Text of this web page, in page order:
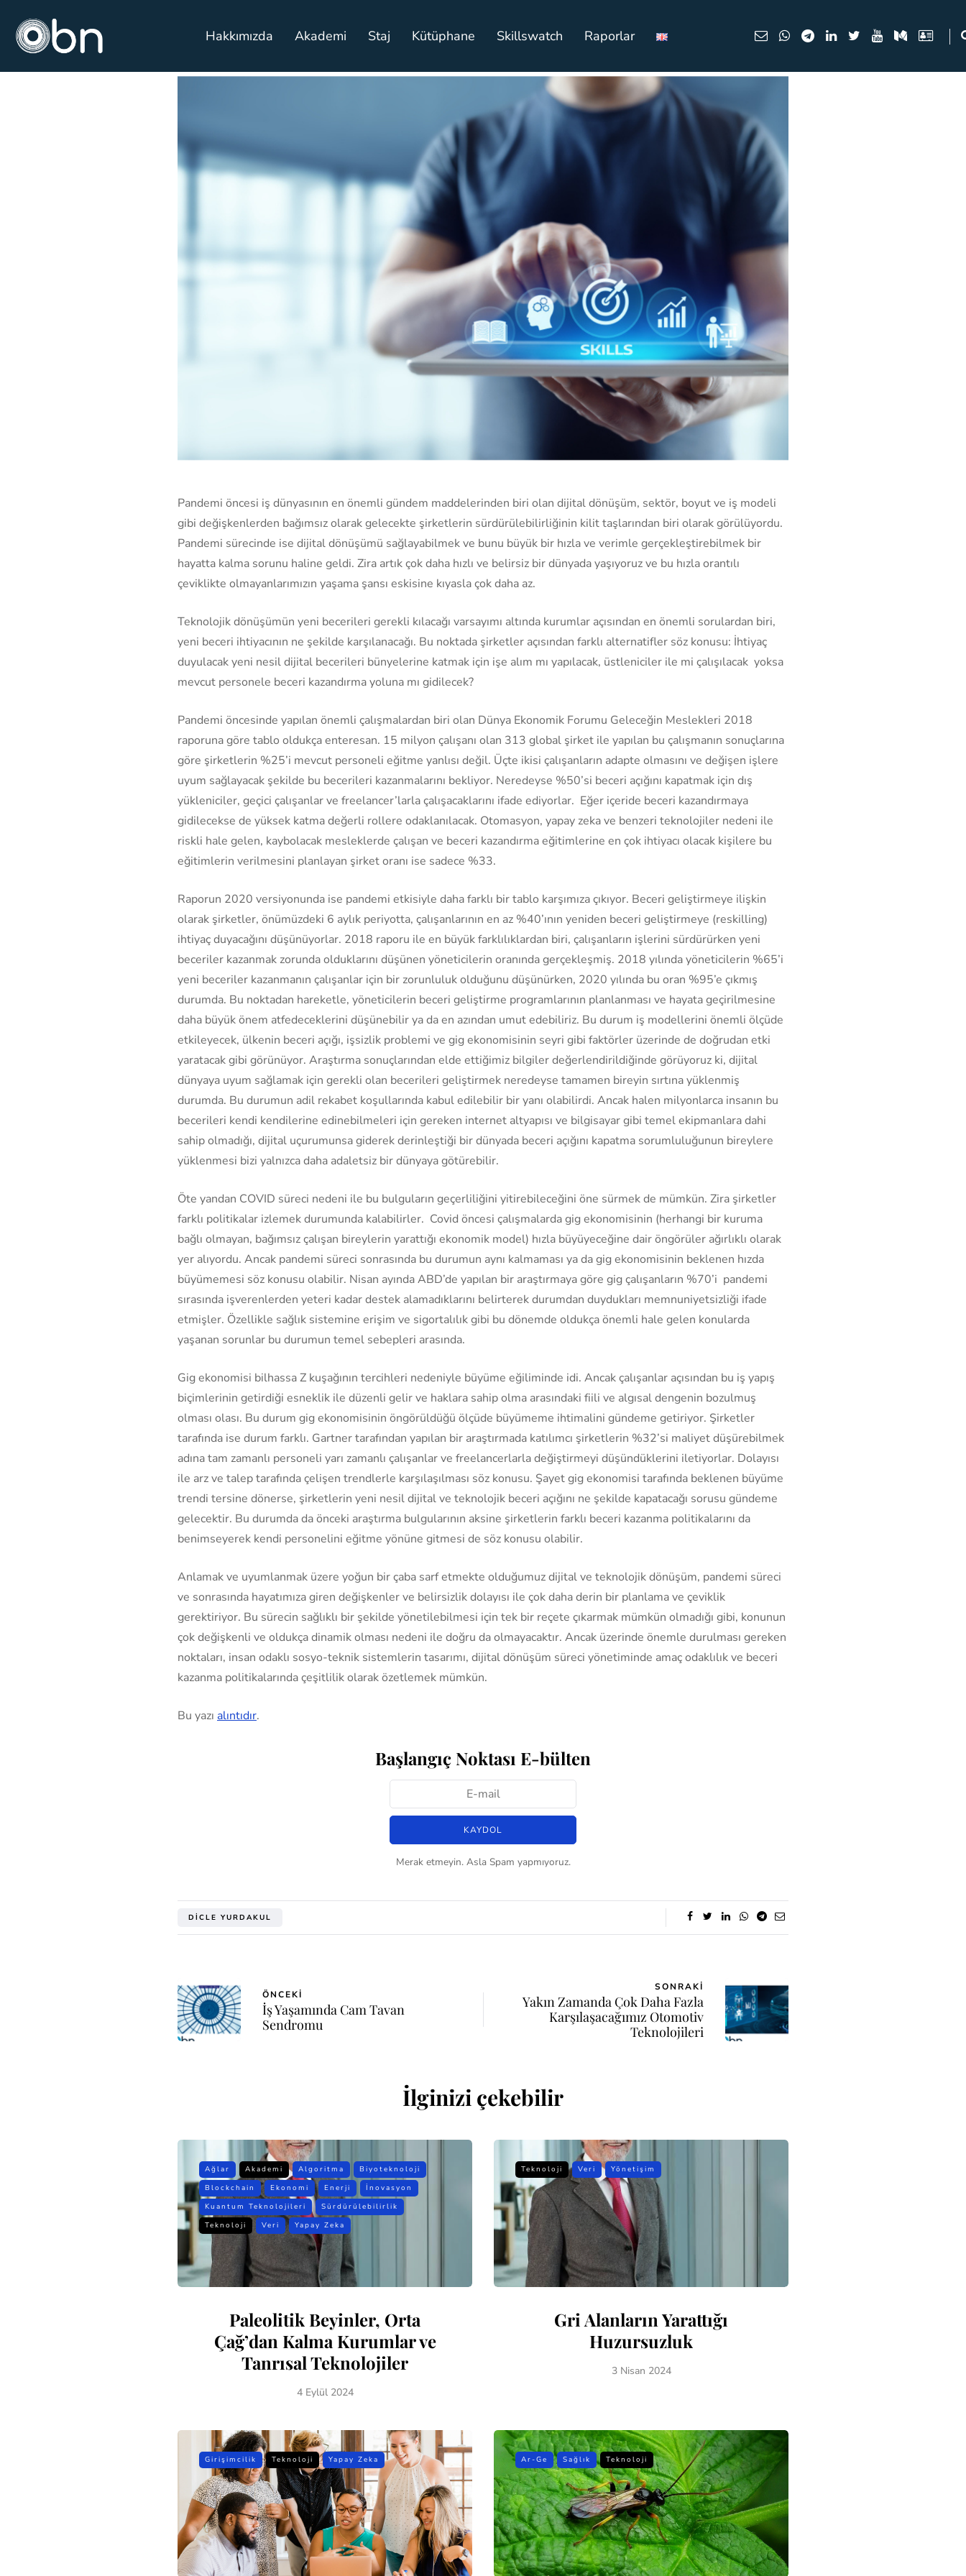
Hakkımızda Akademi Staj Kütüphane Skillswatch Raporlar
Pandemi öncesi iş dünyasının en önemli gündem maddelerinden biri olan dijital dönüşüm, sektör, boyut ve iş modeli
gibi değişkenlerden bağımsız olarak gelecekte şirketlerin sürdürülebilirliğinin kilit taşlarından biri olarak görülüyordu.
Pandemi sürecinde ise dijital dönüşümü sağlayabilmek ve bunu büyük bir hızla ve verimle gerçekleştirebilmek bir
hayatta kalma sorunu haline geldi. Zira artık çok daha hızlı ve belirsiz bir dünyada yaşıyoruz ve bu hızla orantılı
çeviklikte olmayanlarımızın yaşama şansı eskisine kıyasla çok daha az.
Teknolojik dönüşümün yeni becerileri gerekli kılacağı varsayımı altında kurumlar açısından en önemli sorulardan biri,
yeni beceri ihtiyacının ne şekilde karşılanacağı. Bu noktada şirketler açısından farklı alternatifler söz konusu: İhtiyaç
duyulacak yeni nesil dijital becerileri bünyelerine katmak için işe alım mı yapılacak, üstleniciler ile mi çalışılacak yoksa
mevcut personele beceri kazandırma yoluna mı gidilecek?
Pandemi öncesinde yapılan önemli çalışmalardan biri olan Dünya Ekonomik Forumu Geleceğin Meslekleri 2018
raporuna göre tablo oldukça enteresan. 15 milyon çalışanı olan 313 global şirket ile yapılan bu çalışmanın sonuçlarına
göre şirketlerin %25’i mevcut personeli eğitme yanlısı değil. Üçte ikisi çalışanların adapte olmasını ve değişen işlere
uyum sağlayacak şekilde bu becerileri kazanmalarını bekliyor. Neredeyse %50’si beceri açığını kapatmak için dış
yükleniciler, geçici çalışanlar ve freelancer’larla çalışacaklarını ifade ediyorlar. Eğer içeride beceri kazandırmaya
gidilecekse de yüksek katma değerli rollere odaklanılacak. Otomasyon, yapay zeka ve benzeri teknolojiler nedeni ile
riskli hale gelen, kaybolacak mesleklerde çalışan ve beceri kazandırma eğitimlerine en çok ihtiyacı olacak kişilere bu
eğitimlerin verilmesini planlayan şirket oranı ise sadece %33.
Raporun 2020 versiyonunda ise pandemi etkisiyle daha farklı bir tablo karşımıza çıkıyor. Beceri geliştirmeye ilişkin
olarak şirketler, önümüzdeki 6 aylık periyotta, çalışanlarının en az %40’ının yeniden beceri geliştirmeye (reskilling)
ihtiyaç duyacağını düşünüyorlar. 2018 raporu ile en büyük farklılıklardan biri, çalışanların işlerini sürdürürken yeni
beceriler kazanmak zorunda olduklarını düşünen yöneticilerin oranında gerçekleşmiş. 2018 yılında yöneticilerin %65’i
yeni beceriler kazanmanın çalışanlar için bir zorunluluk olduğunu düşünürken, 2020 yılında bu oran %95’e çıkmış
durumda. Bu noktadan hareketle, yöneticilerin beceri geliştirme programlarının planlanması ve hayata geçirilmesine
daha büyük önem atfedeceklerini düşünebilir ya da en azından umut edebiliriz. Bu durum iş modellerini önemli ölçüde
etkileyecek, ülkenin beceri açığı, işsizlik problemi ve gig ekonomisinin seyri gibi faktörler üzerinde de doğrudan etki
yaratacak gibi görünüyor. Araştırma sonuçlarından elde ettiğimiz bilgiler değerlendirildiğinde görüyoruz ki, dijital
dünyaya uyum sağlamak için gerekli olan becerileri geliştirmek neredeyse tamamen bireyin sırtına yüklenmiş
durumda. Bu durumun adil rekabet koşullarında kabul edilebilir bir yanı olabilirdi. Ancak halen milyonlarca insanın bu
becerileri kendi kendilerine edinebilmeleri için gereken internet altyapısı ve bilgisayar gibi temel ekipmanlara dahi
sahip olmadığı, dijital uçurumunsa giderek derinleştiği bir dünyada beceri açığını kapatma sorumluluğunun bireylere
yüklenmesi bizi yalnızca daha adaletsiz bir dünyaya götürebilir.
Öte yandan COVID süreci nedeni ile bu bulguların geçerliliğini yitirebileceğini öne sürmek de mümkün. Zira şirketler
farklı politikalar izlemek durumunda kalabilirler. Covid öncesi çalışmalarda gig ekonomisinin (herhangi bir kuruma
bağlı olmayan, bağımsız çalışan bireylerin yarattığı ekonomik model) hızla büyüyeceğine dair öngörüler ağırlıklı olarak
yer alıyordu. Ancak pandemi süreci sonrasında bu durumun aynı kalmaması ya da gig ekonomisinin beklenen hızda
büyümemesi söz konusu olabilir. Nisan ayında ABD’de yapılan bir araştırmaya göre gig çalışanların %70’i pandemi
sırasında işverenlerden yeteri kadar destek alamadıklarını belirterek durumdan duydukları memnuniyetsizliği ifade
etmişler. Özellikle sağlık sistemine erişim ve sigortalılık gibi bu dönemde oldukça önemli hale gelen konularda
yaşanan sorunlar bu durumun temel sebepleri arasında.
Gig ekonomisi bilhassa Z kuşağının tercihleri nedeniyle büyüme eğiliminde idi. Ancak çalışanlar açısından bu iş yapış
biçimlerinin getirdiği esneklik ile düzenli gelir ve haklara sahip olma arasındaki fiili ve algısal dengenin bozulmuş
olması olası. Bu durum gig ekonomisinin öngörüldüğü ölçüde büyümeme ihtimalini gündeme getiriyor. Şirketler
tarafında ise durum farklı. Gartner tarafından yapılan bir araştırmada katılımcı şirketlerin %32’si maliyet düşürebilmek
adına tam zamanlı personeli yarı zamanlı çalışanlar ve freelancerlarla değiştirmeyi düşündüklerini iletiyorlar. Dolayısı
ile arz ve talep tarafında çelişen trendlerle karşılaşılması söz konusu. Şayet gig ekonomisi tarafında beklenen büyüme
trendi tersine dönerse, şirketlerin yeni nesil dijital ve teknolojik beceri açığını ne şekilde kapatacağı sorusu gündeme
gelecektir. Bu durumda da önceki araştırma bulgularının aksine şirketlerin farklı beceri kazanma politikalarını da
benimseyerek kendi personelini eğitme yönüne gitmesi de söz konusu olabilir.
Anlamak ve uyumlanmak üzere yoğun bir çaba sarf etmekte olduğumuz dijital ve teknolojik dönüşüm, pandemi süreci
ve sonrasında hayatımıza giren değişkenler ve belirsizlik dolayısı ile çok daha derin bir planlama ve çeviklik
gerektiriyor. Bu sürecin sağlıklı bir şekilde yönetilebilmesi için tek bir reçete çıkarmak mümkün olmadığı gibi, konunun
çok değişkenli ve oldukça dinamik olması nedeni ile doğru da olmayacaktır. Ancak üzerinde önemle durulması gereken
noktaları, insan odaklı sosyo-teknik sistemlerin tasarımı, dijital dönüşüm süreci yönetiminde amaç odaklılık ve beceri
kazanma politikalarında çeşitlilik olarak özetlemek mümkün.
Bu yazı alıntıdır.
Başlangıç Noktası E-bülten
Merak etmeyin. Asla Spam yapmıyoruz.
DICLE YURDAKUL
ÖNCEKI
İş Yaşamında Cam Tavan
Sendromu
SONRAKI
Yakın Zamanda Çok Daha Fazla
Karşılaşacağımız Otomotiv
Teknolojileri
İlginizi çekebilir
Ağlar Akademi Algoritma
Biyoteknoloji
Blockchain
Ekonomi Enerji
İnovasyon
Kuantum Teknolojileri
Sürdürülebilirlik
Teknoloji
Veri Yapay Zeka
Paleolitik Beyinler, Orta
Çağ’dan Kalma Kurumlar ve
Tanrısal Teknolojiler
4 Eylül 2024
Teknoloji Veri Yönetişim
Gri Alanların Yarattığı
Huzursuzluk
3 Nisan 2024
Girişimcilik Teknoloji Yapay Zeka Ar-Ge Sağlık Teknoloji